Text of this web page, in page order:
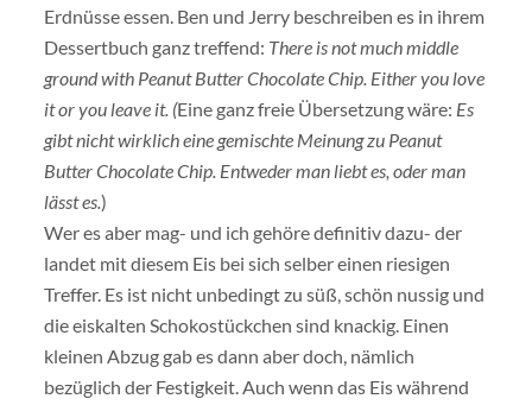
Erdnüsse essen. Ben und Jerry beschreiben es in ihrem
Dessertbuch ganz treffend: There is not much middle
ground with Peanut Butter Chocolate Chip. Either you love
it or you leave it. (Eine ganz freie Übersetzung wäre: Es
gibt nicht wirklich eine gemischte Meinung zu Peanut
Butter Chocolate Chip. Entweder man liebt es, oder man
lässt es.)
Wer es aber mag- und ich gehöre definitiv dazu- der
landet mit diesem Eis bei sich selber einen riesigen
Treffer. Es ist nicht unbedingt zu süß, schön nussig und
die eiskalten Schokostückchen sind knackig. Einen
kleinen Abzug gab es dann aber doch, nämlich
bezüglich der Festigkeit. Auch wenn das Eis während